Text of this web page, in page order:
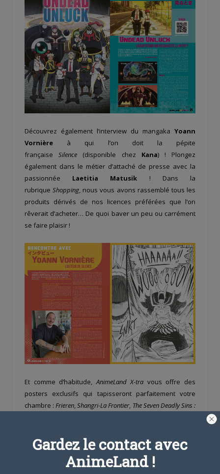
Découvrez également l’interview du mangaka Yoann
Vornière à qui l’on doit la pépite
françaiseSilence (disponible chez Kana) ! Plongez
également dans le métier d’attaché de presse avec la
passionnée Laetitia Matusik ! Dans la
rubriqueShopping, nous vous avons rassemblé tous les
produits dérivés de nos licences préférées que l’on
rêverait d’acheter… De quoi baver un peu ou carrément
se faire plaisir !
Et comme d’habitude,AnimeLand X-tra vous offre des
posters exclusifs qui tapisseront parfaitement votre
chambre :Frieren,Shangri-La Frontier, The Seven Deadly Sins :
Gardez le contact avec
AnimeLand !